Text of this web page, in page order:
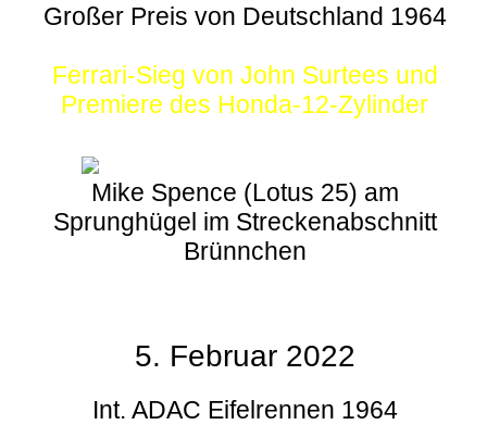
Großer Preis von Deutschland 1964
Ferrari-Sieg von John Surtees und
Premiere des Honda-12-Zylinder
Mike Spence (Lotus 25) am
Sprunghügel im Streckenabschnitt
Brünnchen
5. Februar 2022
Int. ADAC Eifelrennen 1964